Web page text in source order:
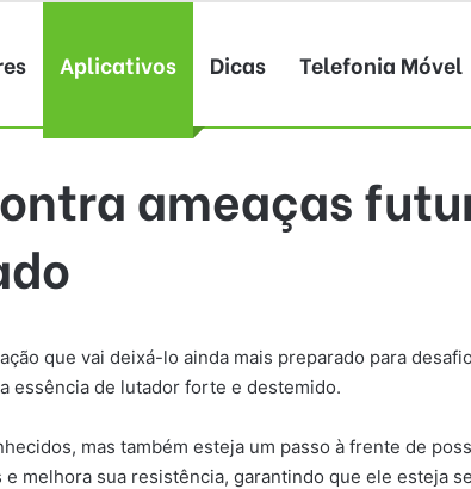
Aplicativos Dicas Telefonia Móvel
ameaças
que vai deixá-lo ainda mais preparado para
essência de lutador forte e destemido.
mas também esteja um passo à frente de
melhora sua resistência, garantindo que ele esteja